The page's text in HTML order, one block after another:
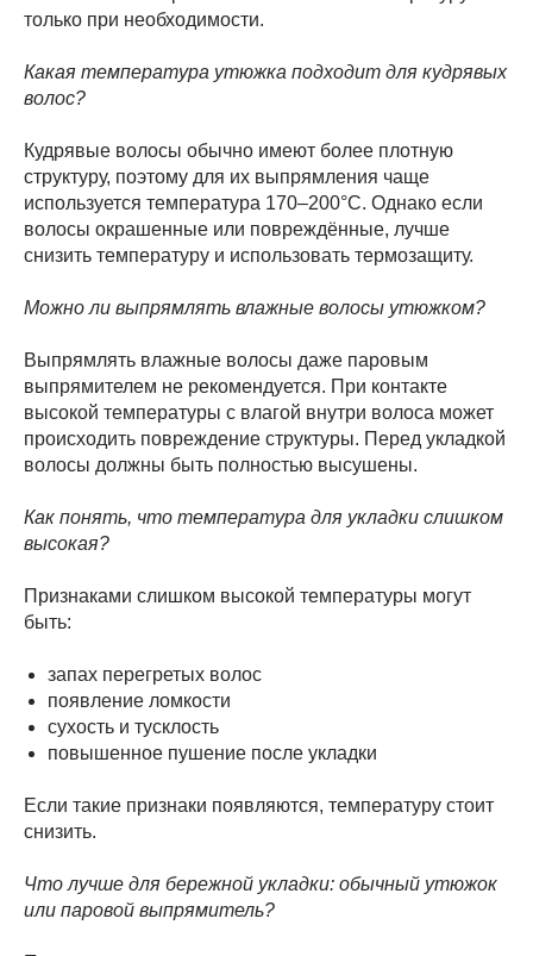
только при необходимости.
Какая температура утюжка подходит для кудрявых
волос?
Кудрявые волосы обычно имеют более плотную
структуру, поэтому для их выпрямления чаще
используется температура 170–200°C. Однако если
волосы окрашенные или повреждённые, лучше
снизить температуру и использовать термозащиту.
Можно ли выпрямлять влажные волосы утюжком?
Выпрямлять влажные волосы даже паровым
выпрямителем не рекомендуется. При контакте
высокой температуры с влагой внутри волоса может
происходить повреждение структуры. Перед укладкой
волосы должны быть полностью высушены.
Как понять, что температура для укладки слишком
высокая?
Признаками слишком высокой температуры могут
быть:
запах перегретых волос
появление ломкости
сухость и тусклость
повышенное пушение после укладки
Если такие признаки появляются, температуру стоит
снизить.
Что лучше для бережной укладки: обычный утюжок
или паровой выпрямитель?